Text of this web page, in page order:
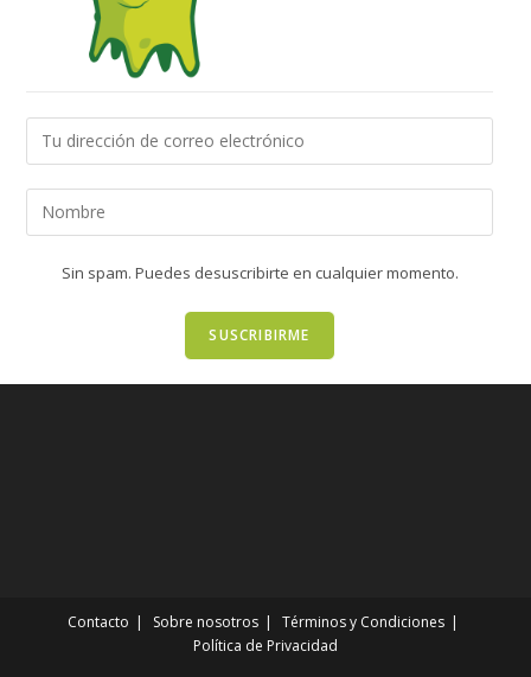
Sin spam. Puedes desuscribirte en cualquier momento.
Contacto Sobre nosotros
Términos y Condiciones
Política de Privacidad